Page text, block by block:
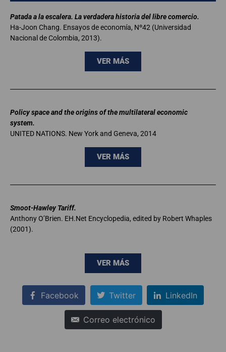
Patada a la escalera. La verdadera historia del libre comercio.
Ha-Joon Chang. Ensayos de economía, Nº42 (Universidad
Nacional de Colombia, 2013).
VER MÁS
Policy space and the origins of the multilateral economic
system.
UNITED NATIONS. New York and Geneva, 2014
VER MÁS
Smoot-Hawley Tariff.
Anthony O’Brien. EH.Net Encyclopedia, edited by Robert Whaples
(2001).
VER MÁS
Facebook Twitter LinkedIn
Correo electrónico